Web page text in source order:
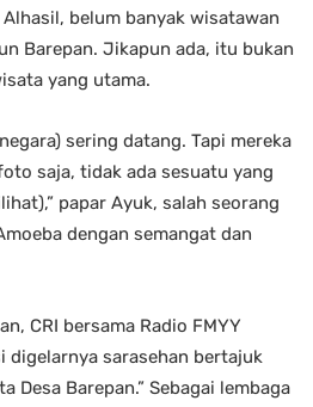
belum banyak wisatawan
Barepan. Jikapun ada, itu bukan
yang utama.
sering datang. Tapi mereka
saja, tidak ada sesuatu yang
papar Ayuk, salah seorang
dengan semangat dan
CRI bersama Radio FMYY
digelarnya sarasehan bertajuk
Desa Barepan.” Sebagai lembaga